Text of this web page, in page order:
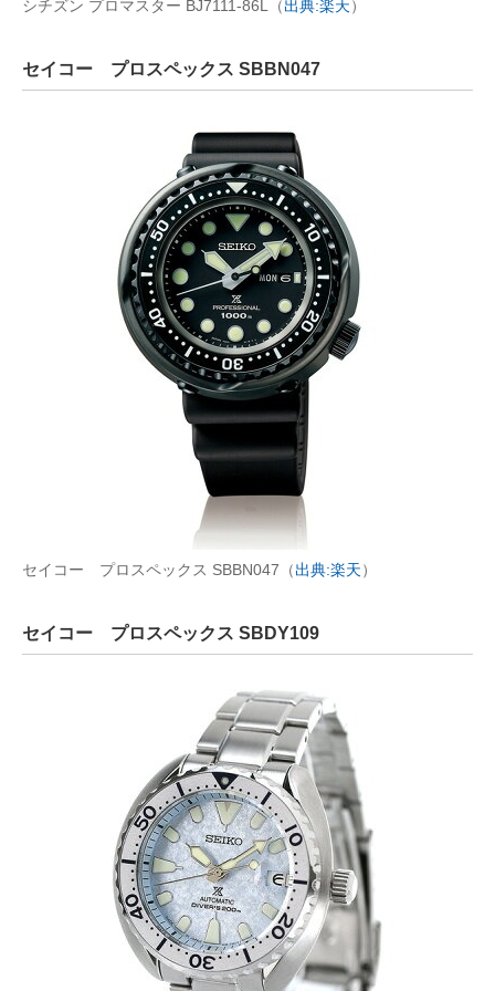
シチズン プロマスター BJ7111-86L（出典:楽天）
セイコー プロスペックス SBBN047
セイコー プロスペックス SBBN047（出典:楽天）
セイコー プロスペックス SBDY109